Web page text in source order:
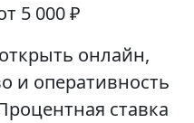
5 000 ₽
онлайн,
и оперативность
ставка